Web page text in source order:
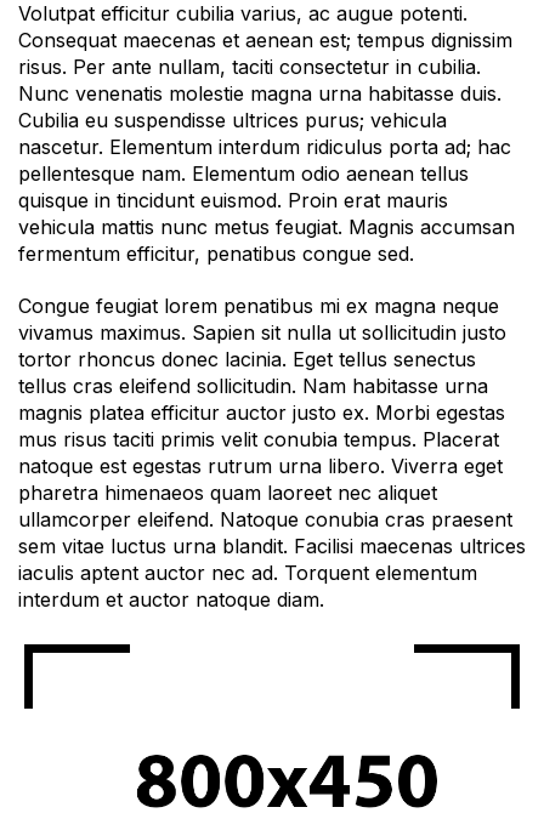
Volutpat efficitur cubilia varius, ac augue potenti.
Consequat maecenas et aenean est; tempus dignissim
risus. Per ante nullam, taciti consectetur in cubilia.
Nunc venenatis molestie magna urna habitasse duis.
Cubilia eu suspendisse ultrices purus; vehicula
nascetur. Elementum interdum ridiculus porta ad; hac
pellentesque nam. Elementum odio aenean tellus
quisque in tincidunt euismod. Proin erat mauris
vehicula mattis nunc metus feugiat. Magnis accumsan
fermentum efficitur, penatibus congue sed.
Congue feugiat lorem penatibus mi ex magna neque
vivamus maximus. Sapien sit nulla ut sollicitudin justo
tortor rhoncus donec lacinia. Eget tellus senectus
tellus cras eleifend sollicitudin. Nam habitasse urna
magnis platea efficitur auctor justo ex. Morbi egestas
mus risus taciti primis velit conubia tempus. Placerat
natoque est egestas rutrum urna libero. Viverra eget
pharetra himenaeos quam laoreet nec aliquet
ullamcorper eleifend. Natoque conubia cras praesent
sem vitae luctus urna blandit. Facilisi maecenas ultrices
iaculis aptent auctor nec ad. Torquent elementum
interdum et auctor natoque diam.